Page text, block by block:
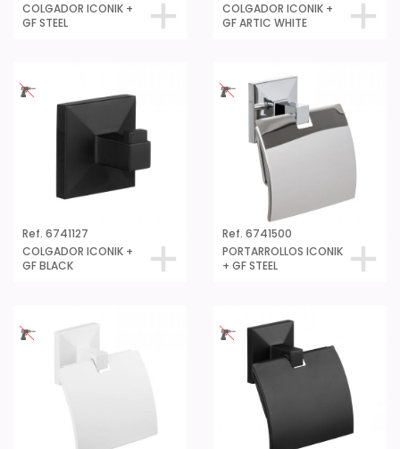
COLGADOR ICONIK +
GF STEEL
COLGADOR ICONIK +
GF ARTIC WHITE
Ref. 6741127
COLGADOR ICONIK +
GF BLACK
Ref. 6741500
PORTARROLLOS ICONIK
+ GF STEEL